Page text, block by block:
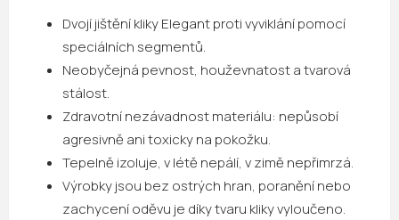
Dvojí jištění kliky Elegant proti vyviklání pomocí
speciálních segmentů.
Neobyčejná pevnost, houževnatost a tvarová
stálost.
Zdravotní nezávadnost materiálu: nepůsobí
agresivně ani toxicky na pokožku.
Tepelně izoluje, v létě nepálí, v zimě nepřimrzá.
Výrobky jsou bez ostrých hran, poranění nebo
zachycení oděvu je díky tvaru kliky vyloučeno.